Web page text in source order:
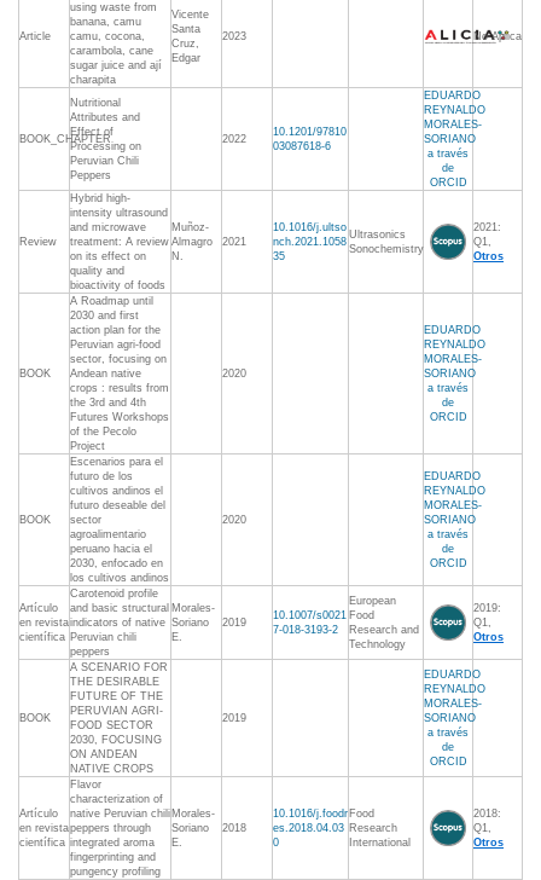
Article
using waste from
banana, camu
camu, cocona,
carambola, cane
sugar juice and ají
charapita
Vicente
Santa
Cruz,
Edgar
2023 No Aplica
BOOK_CHAPTER
Nutritional
Attributes and
Effect of
Processing on
Peruvian Chili
Peppers
2022
10.1201/97810
03087618-6
EDUARDO
REYNALDO
MORALES-
SORIANO
a través
de
ORCID
Review
Hybrid high-
intensity ultrasound
and microwave
treatment: A review
on its effect on
quality and
bioactivity of foods
Muñoz-
Almagro
N.
2021
10.1016/j.ultso
nch.2021.1058
35
Ultrasonics
Sonochemistry
2021:
Q1,
Otros
BOOK
A Roadmap until
2030 and first
action plan for the
Peruvian agri-food
sector, focusing on
Andean native
crops : results from
the 3rd and 4th
Futures Workshops
of the Pecolo
Project
2020
EDUARDO
REYNALDO
MORALES-
SORIANO
a través
de
ORCID
BOOK
Escenarios para el
futuro de los
cultivos andinos el
futuro deseable del
sector
agroalimentario
peruano hacia el
2030, enfocado en
los cultivos andinos
2020
EDUARDO
REYNALDO
MORALES-
SORIANO
a través
de
ORCID
Artículo
en revista
científica
Carotenoid profile
and basic structural
indicators of native
Peruvian chili
peppers
Morales-
Soriano
E.
2019
10.1007/s0021
7-018-3193-2
European
Food
Research and
Technology
2019:
Q1,
Otros
BOOK
A SCENARIO FOR
THE DESIRABLE
FUTURE OF THE
PERUVIAN AGRI-
FOOD SECTOR
2030, FOCUSING
ON ANDEAN
NATIVE CROPS
2019
EDUARDO
REYNALDO
MORALES-
SORIANO
a través
de
ORCID
Artículo
en revista
científica
Flavor
characterization of
native Peruvian chili
peppers through
integrated aroma
fingerprinting and
pungency profiling
Morales-
Soriano
E.
2018
10.1016/j.foodr
es.2018.04.03
0
Food
Research
International
2018:
Q1,
Otros